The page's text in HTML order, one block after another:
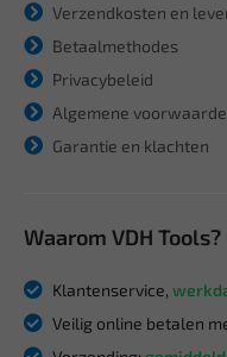
Verzendkosten en
Betaalmethodes
Privacybeleid
Algemene
Garantie en klachten
Waarom VDH Tools?
Klantenservice,
Veilig online betalen